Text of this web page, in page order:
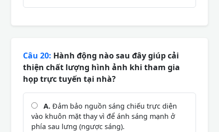
Câu 20: Hành động nào sau đây giúp cải
thiện chất lượng hình ảnh khi tham gia
họp trực tuyến tại nhà?
A. Đảm bảo nguồn sáng chiếu trực diện
vào khuôn mặt thay vì để ánh sáng mạnh ở
phía sau lưng (ngược sáng).